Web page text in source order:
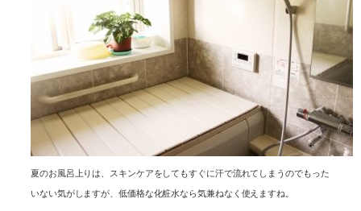
夏のお風呂上りは、スキンケアをしてもすぐに汗で流れてしまうのでもった
いない気がしますが、低価格な化粧水なら気兼ねなく使えますね。